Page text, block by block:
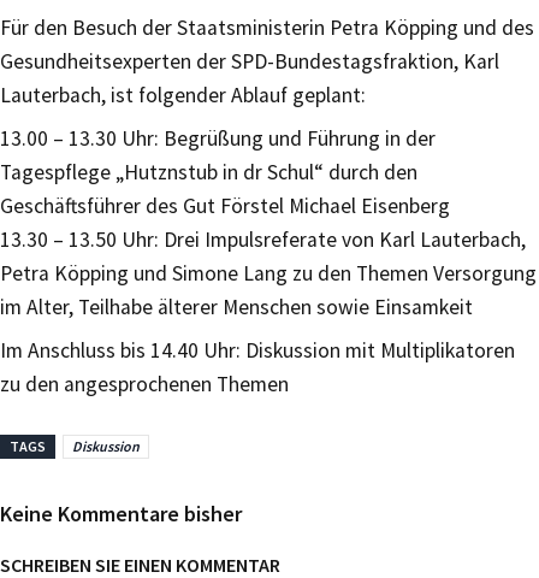
Für den Besuch der Staatsministerin Petra Köpping und des
Gesundheitsexperten der SPD-Bundestagsfraktion, Karl
Lauterbach, ist folgender Ablauf geplant:
13.00 – 13.30 Uhr: Begrüßung und Führung in der
Tagespflege „Hutznstub in dr Schul“ durch den
Geschäftsführer des Gut Förstel Michael Eisenberg
13.30 – 13.50 Uhr: Drei Impulsreferate von Karl Lauterbach,
Petra Köpping und Simone Lang zu den Themen Versorgung
im Alter, Teilhabe älterer Menschen sowie Einsamkeit
Im Anschluss bis 14.40 Uhr: Diskussion mit Multiplikatoren
zu den angesprochenen Themen
TAGS Diskussion
Keine Kommentare bisher
SCHREIBEN SIE EINEN KOMMENTAR